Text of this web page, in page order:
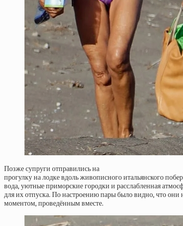
Позже супруги отправились на
прогулку на лодке вдоль живописного итальянского
вода, уютные приморские городки и расслабленная
для их отпуска. По настроению пары было видно, что
моментом, проведённым вместе.